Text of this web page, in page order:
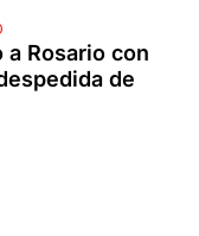
Rosario con
de